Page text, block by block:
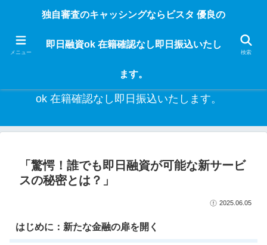
独自審査のフリーローンならビスタなら24時間365日 在籍確認なしで借りれる
な入用があっても安心！融資率97％！仕事をしている人ならブラックでも給料
日返済の１ヶ月融資で借りられるから安心！
独自審査のキャッシングならビスタ 優良の即日融資
ok 在籍確認なし即日振込いたします。
「驚愕！誰でも即日融資が可能な新サービ
スの秘密とは？」
2025.06.05
はじめに：新たな金融の扉を開く
メニュー
独自審査のキャッシングならビスタ 優良の
即日融資ok 在籍確認なし即日振込いたし
ます。
検索